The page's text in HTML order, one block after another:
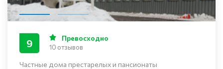
Частные дома престарелых и пансионаты
9 Превосходно
10 отзывов